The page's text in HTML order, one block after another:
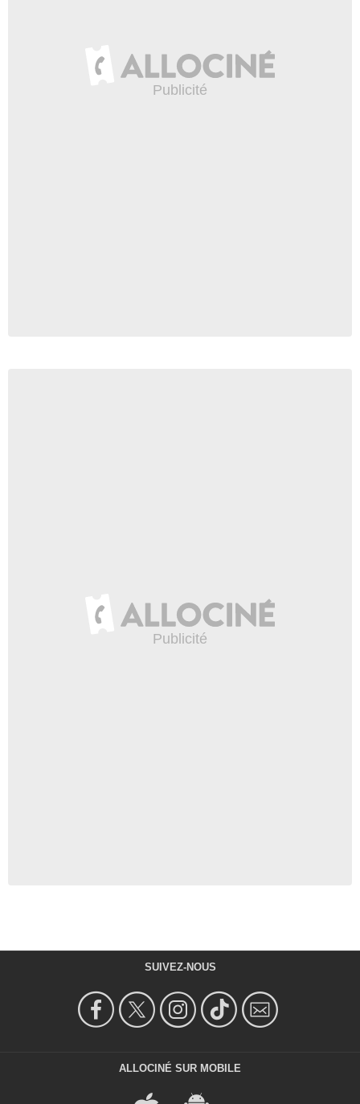
SUIVEZ-NOUS
ALLOCINÉ SUR MOBILE